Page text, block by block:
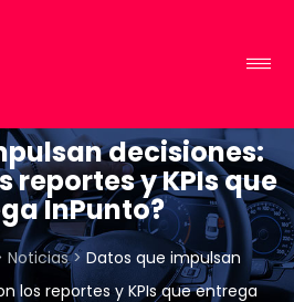
decisiones:
reportes y KPIs que
InPunto?
Noticias> Datos que impulsan
los reportes y KPIs que entrega